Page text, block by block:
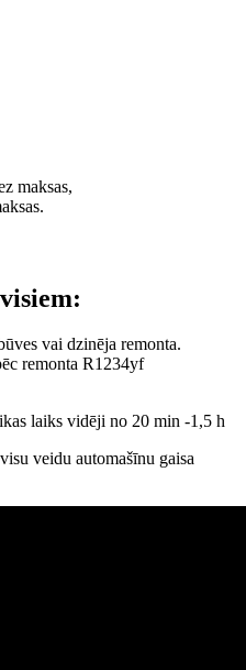
maksas,
vai dzinēja remonta.
remonta R1234yf
laiks vidēji no 20 min -1,5 h
veidu automašīnu gaisa